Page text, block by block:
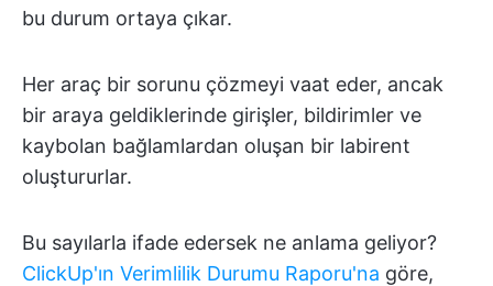
bu durum ortaya çıkar.
Her araç bir sorunu çözmeyi vaat eder, ancak
bir araya geldiklerinde girişler, bildirimler ve
kaybolan bağlamlardan oluşan bir labirent
oluştururlar.
Bu sayılarla ifade edersek ne anlama geliyor?
ClickUp'ın Verimlilik Durumu Raporu'na göre,